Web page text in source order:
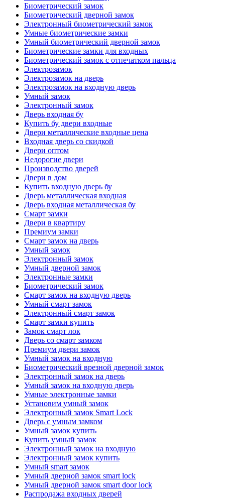
Биометрический замок
Биометрический дверной замок
Электронный биометрический замок
Умные биометрические замки
Умный биометрический дверной замок
Биометрические замки для входных
Биометрический замок с отпечатком пальца
Электрозамок
Электрозамок на дверь
Электрозамок на входную дверь
Умный замок
Электронный замок
Дверь входная бу
Купить бу двери входные
Двери металлические входные цена
Входная дверь со скидкой
Двери оптом
Недорогие двери
Производство дверей
Двери в дом
Купить входную дверь бу
Дверь металлическая входная
Дверь входная металлическая бу
Смарт замки
Двери в квартиру
Премиум замки
Смарт замок на дверь
Умный замок
Электронный замок
Умный дверной замок
Электронные замки
Биометрический замок
Смарт замок на входную дверь
Умный смарт замок
Электронный смарт замок
Смарт замки купить
Замок смарт лок
Дверь со смарт замком
Премиум двери замок
Умный замок на входную
Биометрический врезной дверной замок
Электронный замок на дверь
Умный замок на входную дверь
Умные электронные замки
Установим умный замок
Электронный замок Smart Lock
Дверь с умным замком
Умный замок купить
Купить умный замок
Электронный замок на входную
Электронный замок купить
Умный smart замок
Умный дверной замок smart lock
Умный дверной замок smart door lock
Распродажа входных дверей